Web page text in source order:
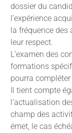
dossier du
l’expérience
la fréquence
leur respect.
L’examen des
formations
pourra
Il tient compte
l’actualisation
champ des
émet, le cas